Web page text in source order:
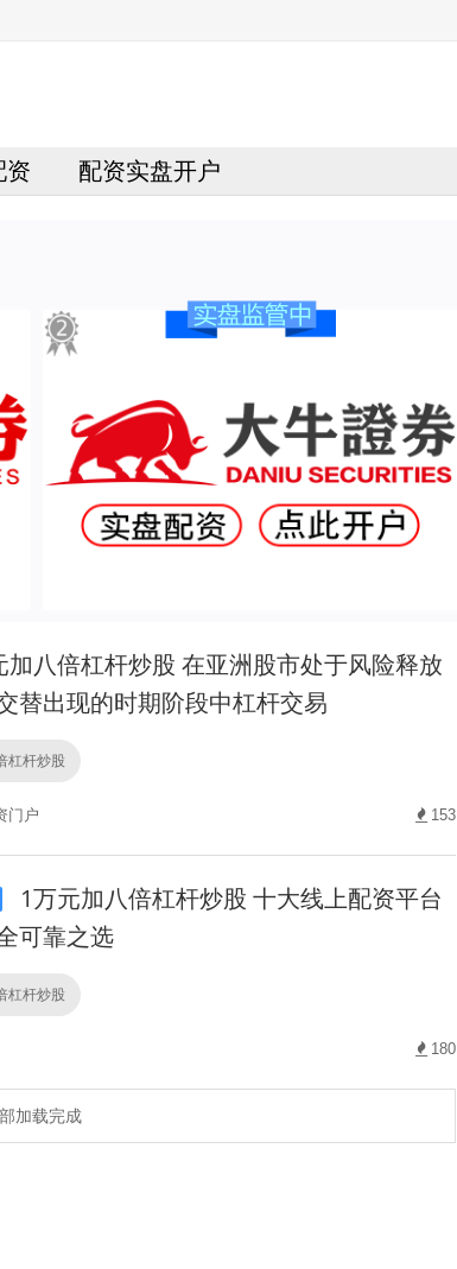
资 配资实盘开户
加八倍杠杆炒股 在亚洲股市处于风险释放
替出现的时期阶段中杠杆交易
杠杆炒股
门户 153
1万元加八倍杠杆炒股 十大线上配资平台
可靠之选
杠杆炒股
180
加载完成